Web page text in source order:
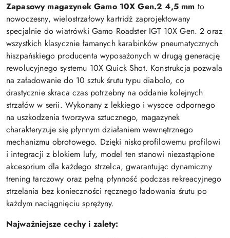
Zapasowy magazynek Gamo 10X Gen.2 4,5 mm to
nowoczesny, wielostrzałowy kartridż zaprojektowany
specjalnie do wiatrówki Gamo Roadster IGT 10X Gen. 2 oraz
wszystkich klasycznie łamanych karabinków pneumatycznych
hiszpańskiego producenta wyposażonych w drugą generację
rewolucyjnego systemu 10X Quick Shot. Konstrukcja pozwala
na załadowanie do 10 sztuk śrutu typu diabolo, co
drastycznie skraca czas potrzebny na oddanie kolejnych
strzałów w serii. Wykonany z lekkiego i wysoce odpornego
na uszkodzenia tworzywa sztucznego, magazynek
charakteryzuje się płynnym działaniem wewnętrznego
mechanizmu obrotowego. Dzięki niskoprofilowemu profilowi
i integracji z blokiem lufy, model ten stanowi niezastąpione
akcesorium dla każdego strzelca, gwarantując dynamiczny
trening tarczowy oraz pełną płynność podczas rekreacyjnego
strzelania bez konieczności ręcznego ładowania śrutu po
każdym naciągnięciu sprężyny.
Najważniejsze cechy i zalety: